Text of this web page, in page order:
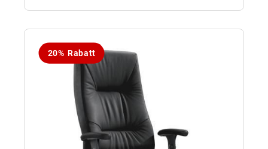
20% Rabatt